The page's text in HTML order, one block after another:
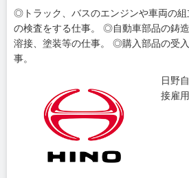
◎トラック、バスのエンジンや車両の
の検査をする仕事。 ◎自動車部品の鋳造
溶接、塗装等の仕事。 ◎購入部品の受
事。
日野
接雇